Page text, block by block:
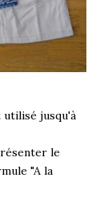
utilisé jusqu'à
le
"A la